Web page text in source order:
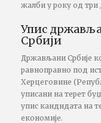
жалби у року од
Упис
Србији
Држављани Србије
равноправно под
Херцеговине
уписани на терет
упис кандидата на
економије.